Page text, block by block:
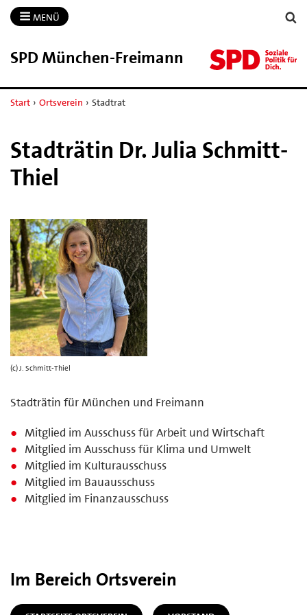
MENÜ
SPD München-​Freimann
Start › Ortsverein › Stadtrat
Stadträtin Dr. Julia Schmitt-
Thiel
(c) J. Schmitt-Thiel
Stadträtin für München und Freimann
Mitglied im Ausschuss für Arbeit und Wirtschaft
Mitglied im Ausschuss für Klima und Umwelt
Mitglied im Kulturausschuss
Mitglied im Bauausschuss
Mitglied im Finanzausschuss
Im Bereich Ortsverein